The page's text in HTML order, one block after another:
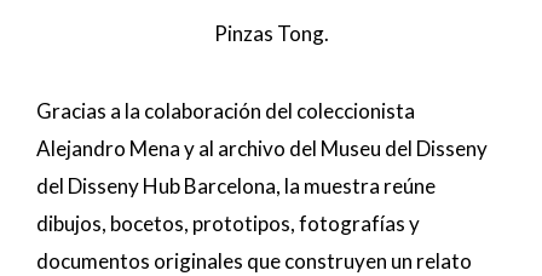
Pinzas Tong.
Gracias a la colaboración del coleccionista
Alejandro Mena y al archivo del Museu del Disseny
del Disseny Hub Barcelona, la muestra reúne
dibujos, bocetos, prototipos, fotografías y
documentos originales que construyen un relato